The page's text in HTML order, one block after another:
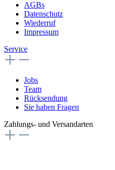
AGBs
Datenschutz
Wiederruf
Impressum
Service
Jobs
Team
Rücksendung
Sie haben Fragen
Zahlungs- und Versandarten